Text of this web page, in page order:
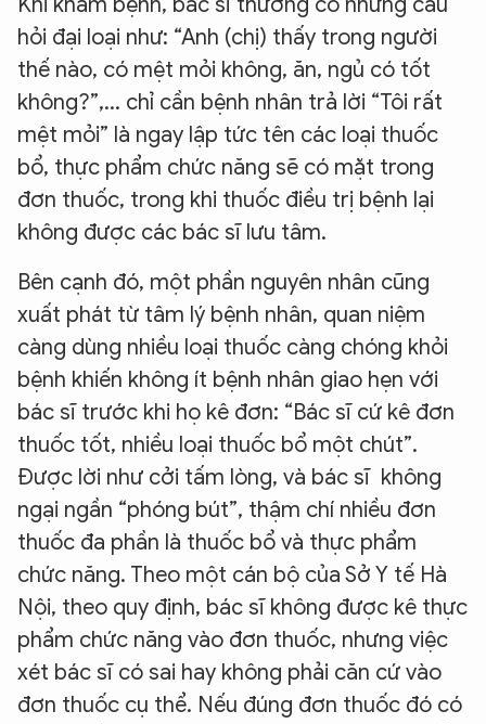
hỏi đại loại như: “Anh (chị) thấy trong người
thế nào, có mệt mỏi không, ăn, ngủ có tốt
không?”,... chỉ cần bệnh nhân trả lời “Tôi rất
mệt mỏi” là ngay lập tức tên các loại thuốc
bổ, thực phẩm chức năng sẽ có mặt trong
đơn thuốc, trong khi thuốc điều trị bệnh lại
không được các bác sĩ lưu tâm.
Bên cạnh đó, một phần nguyên nhân cũng
xuất phát từ tâm lý bệnh nhân, quan niệm
càng dùng nhiều loại thuốc càng chóng khỏi
bệnh khiến không ít bệnh nhân giao hẹn với
bác sĩ trước khi họ kê đơn: “Bác sĩ cứ kê đơn
thuốc tốt, nhiều loại thuốc bổ một chút”.
Được lời như cởi tấm lòng, và bác sĩ không
ngại ngần “phóng bút”, thậm chí nhiều đơn
thuốc đa phần là thuốc bổ và thực phẩm
chức năng. Theo một cán bộ của Sở Y tế Hà
Nội, theo quy định, bác sĩ không được kê thực
phẩm chức năng vào đơn thuốc, nhưng việc
xét bác sĩ có sai hay không phải căn cứ vào
đơn thuốc cụ thể. Nếu đúng đơn thuốc đó có